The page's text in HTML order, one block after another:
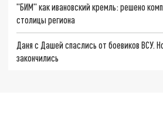
"БИМ" как ивановский кремль: решено
столицы региона
Даня с Дашей спаслись от боевиков ВСУ.
закончились